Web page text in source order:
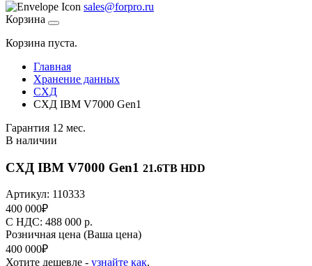
sales@forpro.ru
Корзина
Корзина пуста.
Главная
Хранение данных
СХД
СХД IBM V7000 Gen1
Гарантия 12 мес.
В наличии
СХД IBM V7000 Gen1 21.6TB HDD
Артикул: 110333
400 000₽
C НДС: 488 000 р.
Розничная цена (Ваша цена)
400 000₽
Хотите дешевле - узнайте как.